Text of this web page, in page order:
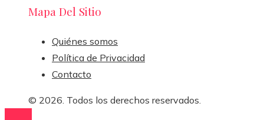
Mapa Del Sitio
Quiénes somos
Política de Privacidad
Contacto
© 2026. Todos los derechos reservados.